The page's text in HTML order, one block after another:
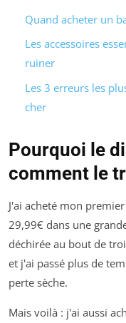
Quand acheter un
Les accessoires
ruiner
Les 3 erreurs les
cher
Pourquoi le
comment le
J'ai acheté mon
29,99€ dans une
déchirée au bout de
et j'ai passé plus de
perte sèche.
Mais voilà : j'ai aussi